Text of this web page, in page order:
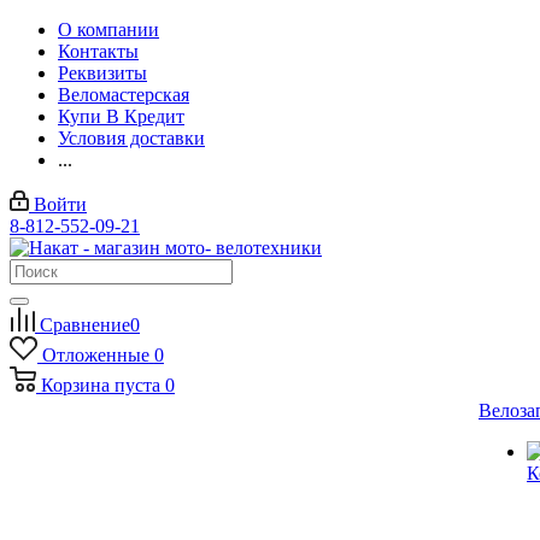
О компании
Контакты
Реквизиты
Веломастерская
Купи В Кредит
Условия доставки
...
Войти
8-812-552-09-21
Сравнение0
Отложенные 0
Корзина пуста 0